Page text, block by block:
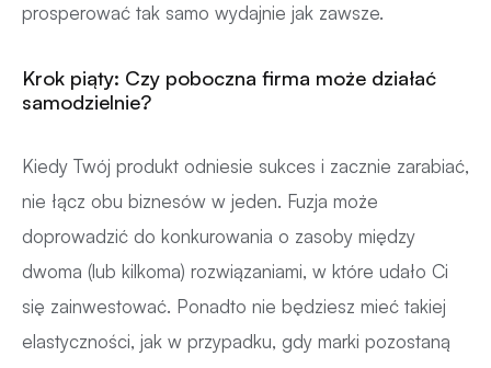
prosperować tak samo wydajnie jak zawsze.
Krok piąty: Czy poboczna firma może działać
samodzielnie?
Kiedy Twój produkt odniesie sukces i zacznie zarabiać,
nie łącz obu biznesów w jeden. Fuzja może
doprowadzić do konkurowania o zasoby między
dwoma (lub kilkoma) rozwiązaniami, w które udało Ci
się zainwestować. Ponadto nie będziesz mieć takiej
elastyczności, jak w przypadku, gdy marki pozostaną